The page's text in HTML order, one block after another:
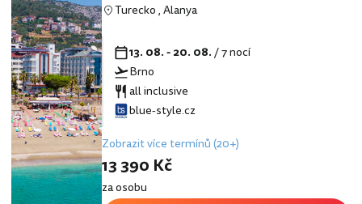
Turecko,Alanya
13. 08. - 20. 08./ 7 nocí
Brno
all inclusive
blue-style.cz
Zobrazit více termínů (20+)
13 390 Kč
za osobu